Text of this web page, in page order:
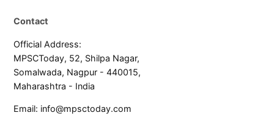
Contact
Official Address:
MPSCToday, 52, Shilpa Nagar,
Somalwada, Nagpur - 440015,
Maharashtra - India
Email: info@mpsctoday.com